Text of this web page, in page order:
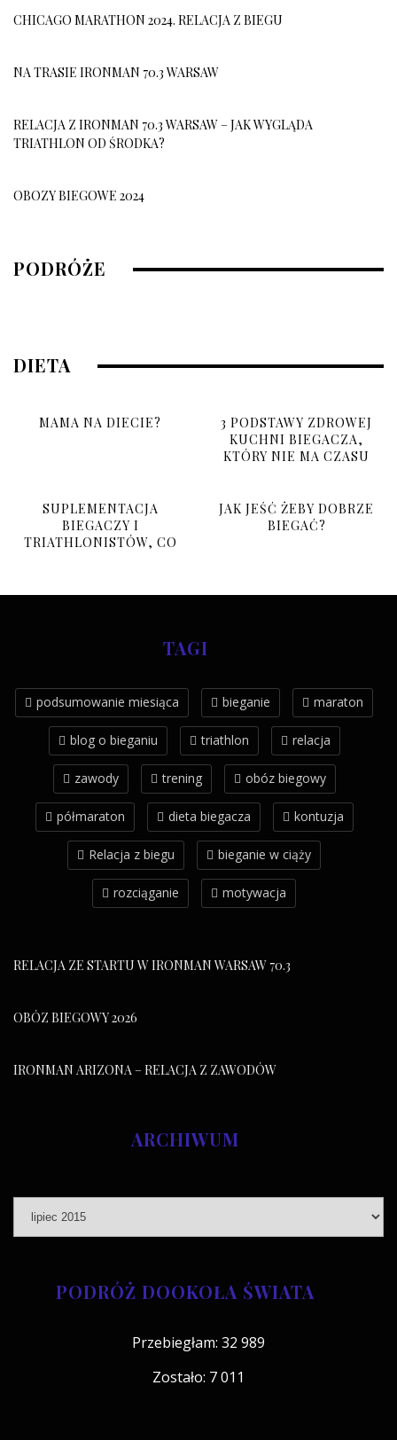
CHICAGO MARATHON 2024. RELACJA Z BIEGU
NA TRASIE IRONMAN 70.3 WARSAW
RELACJA Z IRONMAN 70.3 WARSAW – JAK WYGLĄDA
TRIATHLON OD ŚRODKA?
OBOZY BIEGOWE 2024
PODRÓŻE
DIETA
MAMA NA DIECIE?
3 PODSTAWY ZDROWEJ
KUCHNI BIEGACZA,
KTÓRY NIE MA CZASU
SUPLEMENTACJA
BIEGACZY I
TRIATHLONISTÓW, CO
JAK JEŚĆ ŻEBY DOBRZE
BIEGAĆ?
TAGI
podsumowanie miesiąca bieganie maraton
blog o bieganiu triathlon relacja
zawody trening obóz biegowy
półmaraton dieta biegacza kontuzja
Relacja z biegu bieganie w ciąży
rozciąganie motywacja
RELACJA ZE STARTU W IRONMAN WARSAW 70.3
OBÓZ BIEGOWY 2026
IRONMAN ARIZONA – RELACJA Z ZAWODÓW
ARCHIWUM
PODRÓŻ DOOKOŁA ŚWIATA
Przebiegłam: 32 989
Zostało: 7 011